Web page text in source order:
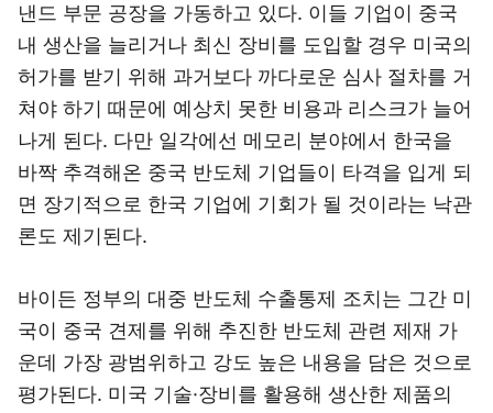
낸드 부문 공장을 가동하고 있다. 이들 기업이 중국
내 생산을 늘리거나 최신 장비를 도입할 경우 미국의
허가를 받기 위해 과거보다 까다로운 심사 절차를 거
쳐야 하기 때문에 예상치 못한 비용과 리스크가 늘어
나게 된다. 다만 일각에선 메모리 분야에서 한국을
바짝 추격해온 중국 반도체 기업들이 타격을 입게 되
면 장기적으로 한국 기업에 기회가 될 것이라는 낙관
론도 제기된다.
바이든 정부의 대중 반도체 수출통제 조치는 그간 미
국이 중국 견제를 위해 추진한 반도체 관련 제재 가
운데 가장 광범위하고 강도 높은 내용을 담은 것으로
평가된다. 미국 기술·장비를 활용해 생산한 제품의